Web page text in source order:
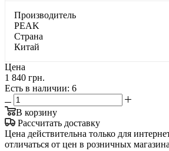
Производитель
PEAK
Страна
Китай
Цена
1 840 грн.
Есть в наличии: 6
В корзину
Рассчитать доставку
Цена действительна только для
отличаться от цен в розничных